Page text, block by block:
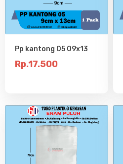
Pp kantong 05 09x13
Rp.17.500